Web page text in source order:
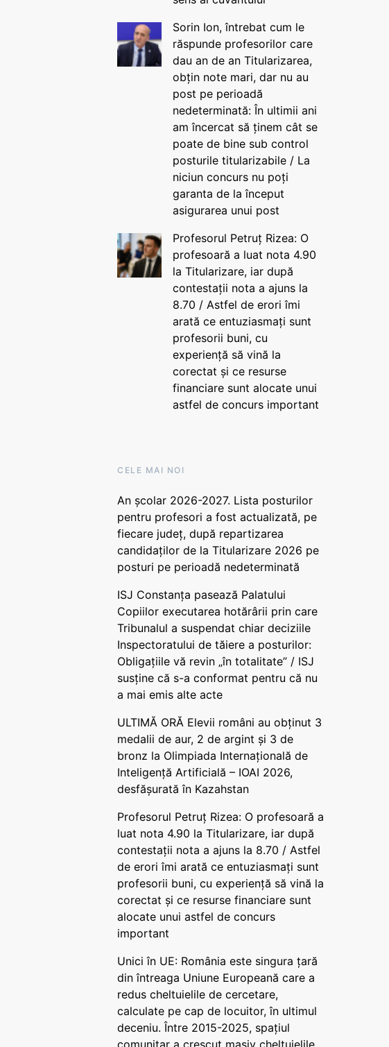
Sorin Ion, întrebat cum le
răspunde profesorilor care
dau an de an Titularizarea,
obțin note mari, dar nu au
post pe perioadă
nedeterminată: În ultimii ani
am încercat să ținem cât se
poate de bine sub control
posturile titularizabile / La
niciun concurs nu poți
garanta de la început
asigurarea unui post
Profesorul Petruț Rizea: O
profesoară a luat nota 4.90
la Titularizare, iar după
contestații nota a ajuns la
8.70 / Astfel de erori îmi
arată ce entuziasmați sunt
profesorii buni, cu
experiență să vină la
corectat și ce resurse
financiare sunt alocate unui
astfel de concurs important
CELE MAI NOI
An școlar 2026-2027. Lista posturilor
pentru profesori a fost actualizată, pe
fiecare județ, după repartizarea
candidaților de la Titularizare 2026 pe
posturi pe perioadă nedeterminată
ISJ Constanța pasează Palatului
Copiilor executarea hotărârii prin care
Tribunalul a suspendat chiar deciziile
Inspectoratului de tăiere a posturilor:
Obligațiile vă revin „în totalitate” / ISJ
susține că s-a conformat pentru că nu
a mai emis alte acte
ULTIMĂ ORĂ Elevii români au obținut 3
medalii de aur, 2 de argint și 3 de
bronz la Olimpiada Internațională de
Inteligență Artificială – IOAI 2026,
desfășurată în Kazahstan
Profesorul Petruț Rizea: O profesoară a
luat nota 4.90 la Titularizare, iar după
contestații nota a ajuns la 8.70 / Astfel
de erori îmi arată ce entuziasmați sunt
profesorii buni, cu experiență să vină la
corectat și ce resurse financiare sunt
alocate unui astfel de concurs
important
Unici în UE: România este singura țară
din întreaga Uniune Europeană care a
redus cheltuielile de cercetare,
calculate pe cap de locuitor, în ultimul
deceniu. Între 2015-2025, spațiul
comunitar a crescut masiv cheltuielile